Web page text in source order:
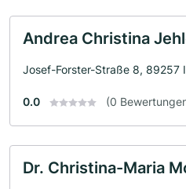
Andrea Christina
Josef-Forster-Straße 8, 89257
0.0 (0
Dr. Christina-Maria